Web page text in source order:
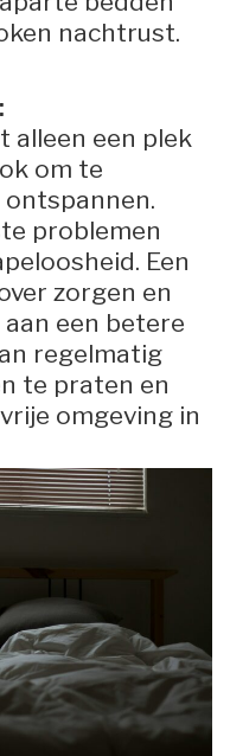
nachtrust.
alleen een plek
om te
problemen
Een
zorgen en
een betere
regelmatig
te praten en
omgeving in